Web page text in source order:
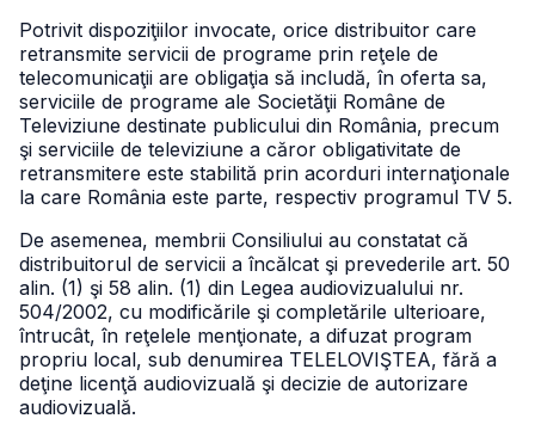
Potrivit dispoziţiilor invocate, orice distribuitor care
retransmite servicii de programe prin reţele de
telecomunicaţii are obligaţia să includă, în oferta sa,
serviciile de programe ale Societăţii Române de
Televiziune destinate publicului din România, precum
şi serviciile de televiziune a căror obligativitate de
retransmitere este stabilită prin acorduri internaţionale
la care România este parte, respectiv programul TV 5.
De asemenea, membrii Consiliului au constatat că
distribuitorul de servicii a încălcat şi prevederile art. 50
alin. (1) şi 58 alin. (1) din Legea audiovizualului nr.
504/2002, cu modificările şi completările ulterioare,
întrucât, în reţelele menţionate, a difuzat program
propriu local, sub denumirea TELELOVIŞTEA, fără a
deţine licenţă audiovizuală şi decizie de autorizare
audiovizuală.